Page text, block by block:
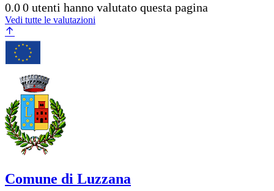
0.00 utenti hanno valutato questa pagina
Vedi tutte le valutazioni
Comune di Luzzana